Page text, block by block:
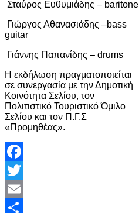
Σταύρος Ευθυμιάδης – baritone
Γιώργος Αθανασιάδης –bass
guitar
Γιάννης Παπανίδης – drums
Η εκδήλωση πραγματοποιείται
σε συνεργασία με την Δημοτική
Κοινότητα Σελίου, τον
Πολιτιστικό Τουριστικό Όμιλο
Σελίου και τον Π.Γ.Σ
«Προμηθέας».
Facebook
Twitter
Email